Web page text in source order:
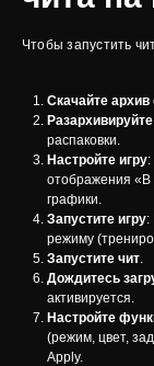
Чтобы запустить
Скачайте архив
распаковки.
Настройте игру:
отображения «В
графики.
Запустите игру:
режиму
Запустите чит.
Дождитесь
активируется.
Настройте
(режим, цвет,
Apply.